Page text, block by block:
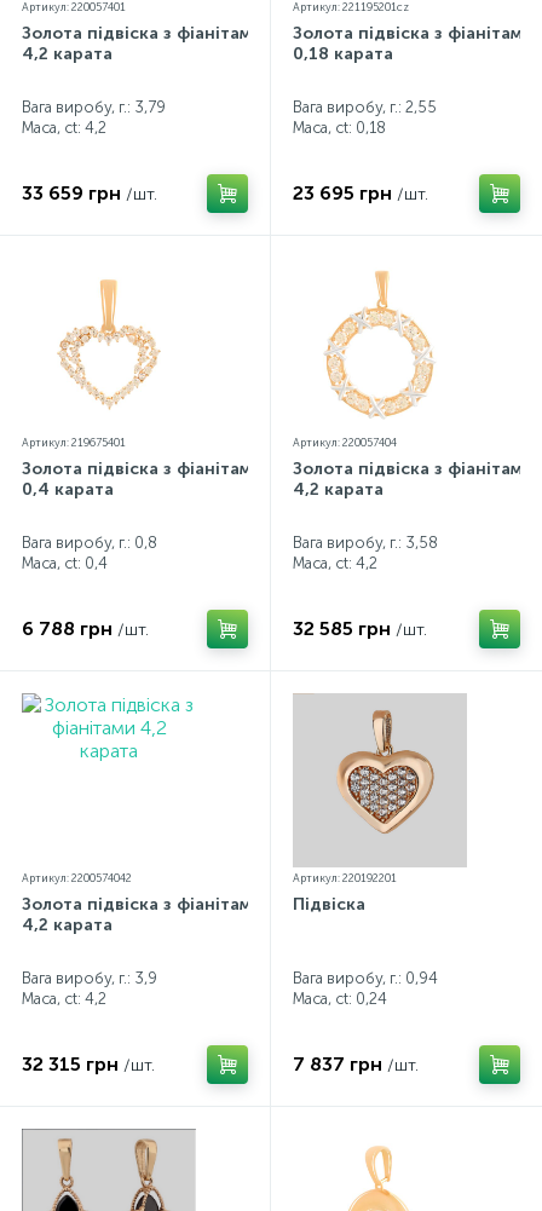
Артикул: 220057401
Золота підвіска з фіанітами
4,2 карата
Вага виробу, г.: 3,79
Маса, ct: 4,2
33 659 грн /шт.
Артикул: 221195201cz
Золота підвіска з фіанітами
0,18 карата
Вага виробу, г.: 2,55
Маса, ct: 0,18
23 695 грн /шт.
Артикул: 219675401
Золота підвіска з фіанітами
0,4 карата
Вага виробу, г.: 0,8
Маса, ct: 0,4
6 788 грн /шт.
Артикул: 220057404
Золота підвіска з фіанітами
4,2 карата
Вага виробу, г.: 3,58
Маса, ct: 4,2
32 585 грн /шт.
Артикул: 2200574042
Золота підвіска з фіанітами
4,2 карата
Вага виробу, г.: 3,9
Маса, ct: 4,2
32 315 грн /шт.
Артикул: 220192201
Підвіска
Вага виробу, г.: 0,94
Маса, ct: 0,24
7 837 грн /шт.